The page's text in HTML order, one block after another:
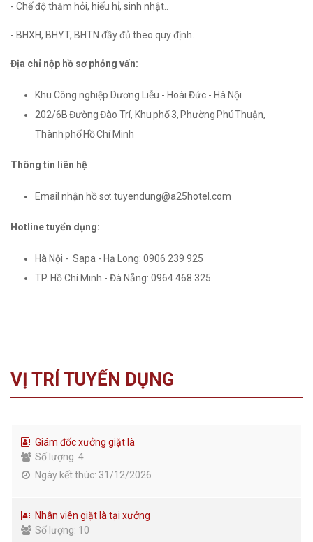
- Chế độ thăm hỏi, hiếu hỉ, sinh nhật..
- BHXH, BHYT, BHTN đầy đủ theo quy định.
Địa chỉ nộp hồ sơ phỏng vấn:
Khu Công nghiệp Dương Liễu - Hoài Đức - Hà Nội
202/6B Đường Đào Trí, Khu phố 3, Phường Phú Thuận,
Thành phố Hồ Chí Minh
Thông tin liên hệ
Email nhận hồ sơ: tuyendung@a25hotel.com
Hotline tuyển dụng:
Hà Nội - Sapa - Hạ Long: 0906 239 925
TP. Hồ Chí Minh - Đà Nẵng: 0964 468 325
VỊ TRÍ TUYỂN DỤNG
Giám đốc xưởng giặt là
Số lượng: 4
Ngày kết thúc: 31/12/2026
Nhân viên giặt là tại xưởng
Số lượng: 10